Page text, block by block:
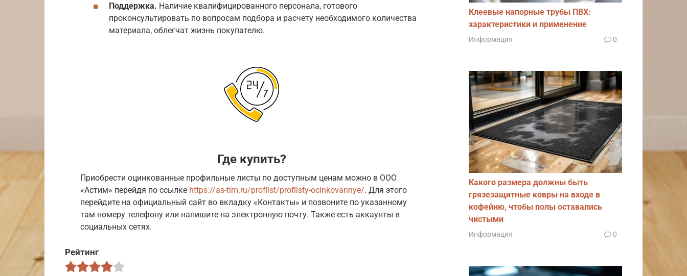
Поддержка. Наличие квалифицированного персонала, готового
проконсультировать по вопросам подбора и расчету необходимого количества
материала, облегчат жизнь покупателю.
Где купить?
Приобрести оцинкованные профильные листы по доступным ценам можно в ООО
«Астим» перейдя по ссылке https://as-tim.ru/proflist/proflisty-ocinkovannye/. Для этого
перейдите на официальный сайт во вкладку «Контакты» и позвоните по указанному
там номеру телефону или напишите на электронную почту. Также есть аккаунты в
социальных сетях.
Рейтинг
Клеевые напорные трубы ПВХ:
характеристики и применение
Информация 0
Какого размера должны быть
грязезащитные ковры на входе в
кофейню, чтобы полы оставались
чистыми
Информация 0